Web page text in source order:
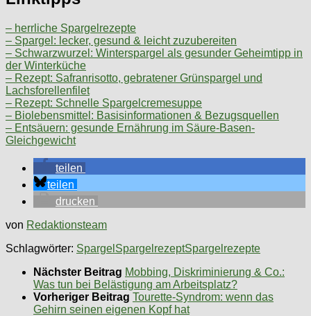
– herrliche Spargelrezepte
– Spargel: lecker, gesund & leicht zuzubereiten
– Schwarzwurzel: Winterspargel als gesunder Geheimtipp in
der Winterküche
– Rezept: Safranrisotto, gebratener Grünspargel und
Lachsforellenfilet
– Rezept: Schnelle Spargelcremesuppe
– Biolebensmittel: Basisinformationen & Bezugsquellen
– Entsäuern: gesunde Ernährung im Säure-Basen-
Gleichgewicht
teilen
teilen
drucken
von Redaktionsteam
Schlagwörter: Spargel SpargelrezeptSpargelrezepte
Nächster Beitrag Mobbing, Diskriminierung & Co.:
Was tun bei Belästigung am Arbeitsplatz?
Vorheriger Beitrag Tourette-Syndrom: wenn das
Gehirn seinen eigenen Kopf hat